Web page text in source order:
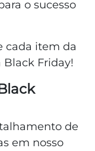
o sucesso
cada item da
Black Friday!
de
em nosso